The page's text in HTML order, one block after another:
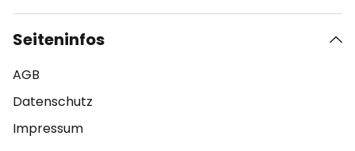
Seiteninfos
AGB
Datenschutz
Impressum